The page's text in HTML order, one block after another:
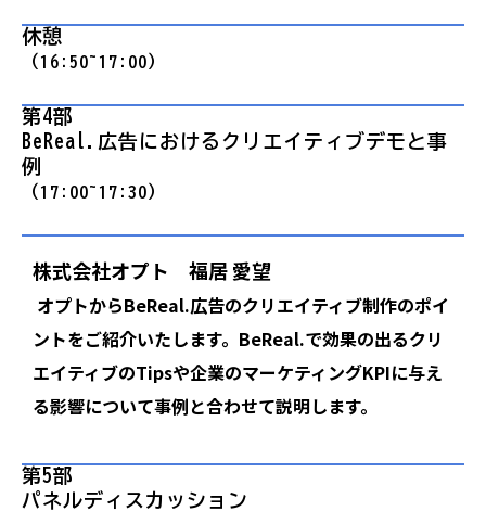
休憩
（16:50~17:00）
第4部
BeReal.広告におけるクリエイティブデモと事
例
（17:00~17:30）
株式会社オプト 福居 愛望
オプトからBeReal.広告のクリエイティブ制作のポイ
ントをご紹介いたします。BeReal.で効果の出るクリ
エイティブのTipsや企業のマーケティングKPIに与え
る影響について事例と合わせて説明します。
第5部
パネルディスカッション